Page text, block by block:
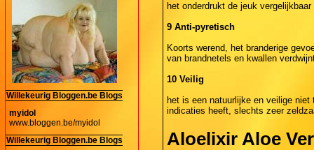
Willekeurig Bloggen.be Blogs
myidol
www.bloggen.be/myidol
Willekeurig Bloggen.be Blogs
het onderdrukt de jeuk
9 Anti-pyretisch
Koorts werend, het branderige
van brandnetels en kwallen
10 Veilig
het is een natuurlijke en veilige
indicaties heeft, slechts zeer
Aloelixir Aloe